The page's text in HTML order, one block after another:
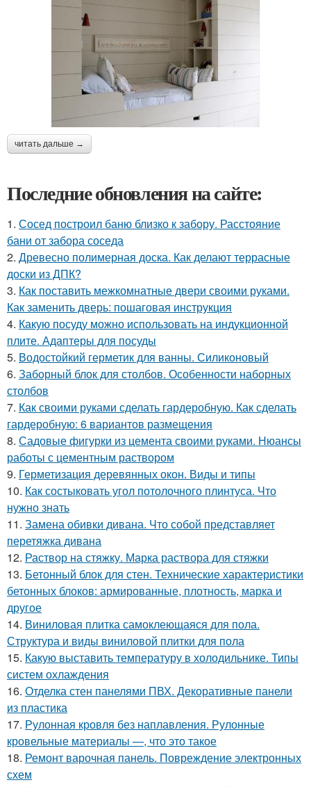
читать дальше →
Последние обновления на сайте:
1. Сосед построил баню близко к забору. Расстояние
бани от забора соседа
2. Древесно полимерная доска. Как делают террасные
доски из ДПК?
3. Как поставить межкомнатные двери своими руками.
Как заменить дверь: пошаговая инструкция
4. Какую посуду можно использовать на индукционной
плите. Адаптеры для посуды
5. Водостойкий герметик для ванны. Силиконовый
6. Заборный блок для столбов. Особенности наборных
столбов
7. Как своими руками сделать гардеробную. Как сделать
гардеробную: 6 вариантов размещения
8. Садовые фигурки из цемента своими руками. Нюансы
работы с цементным раствором
9. Герметизация деревянных окон. Виды и типы
10. Как состыковать угол потолочного плинтуса. Что
нужно знать
11. Замена обивки дивана. Что собой представляет
перетяжка дивана
12. Раствор на стяжку. Марка раствора для стяжки
13. Бетонный блок для стен. Технические характеристики
бетонных блоков: армированные, плотность, марка и
другое
14. Виниловая плитка самоклеющаяся для пола.
Структура и виды виниловой плитки для пола
15. Какую выставить температуру в холодильнике. Типы
систем охлаждения
16. Отделка стен панелями ПВХ. Декоративные панели
из пластика
17. Рулонная кровля без наплавления. Рулонные
кровельные материалы —, что это такое
18. Ремонт варочная панель. Повреждение электронных
схем